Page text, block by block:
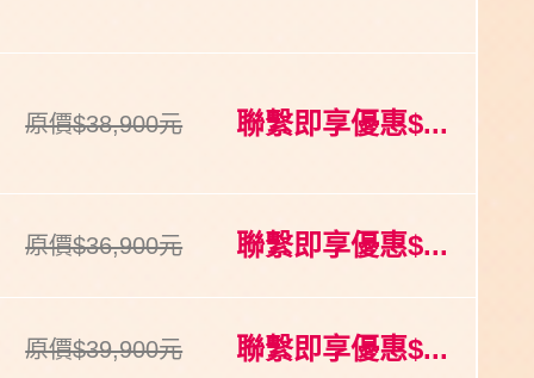
原價$38,900元 聯繫即享優惠$...
原價$36,900元 聯繫即享優惠$...
原價$39,900元 聯繫即享優惠$...